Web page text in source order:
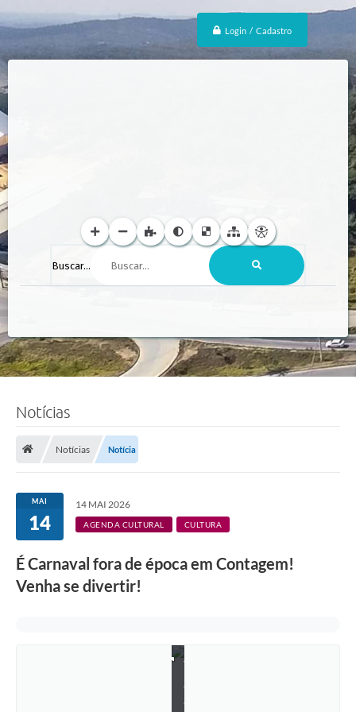
Login / Cadastro
Buscar...
Notícias
Notícias Notícia
MAI
14
14 MAI 2026
AGENDA CULTURAL CULTURA
É Carnaval fora de época em Contagem!
Venha se divertir!
F
t
o
i
t
t
a